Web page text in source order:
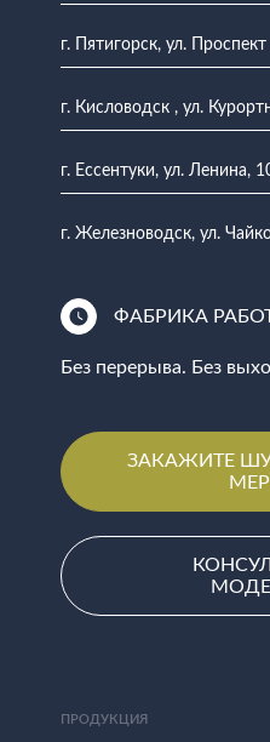
г. Пятигорск, ул.
г. Кисловодск , ул.
г. Ессентуки, ул. Ленина,
г. Железноводск, ул.
ФАБРИКА
Без перерыва. Без
ЗАКАЖИТЕ
ПРОДУКЦИЯ